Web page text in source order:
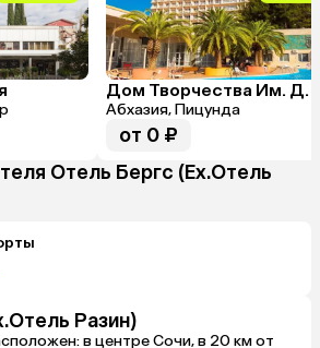
Абхазия, Пицунда
от 0 ₽
Отель Бергс (Ex.Отель
Разин)
в центре Сочи, в 20 км от